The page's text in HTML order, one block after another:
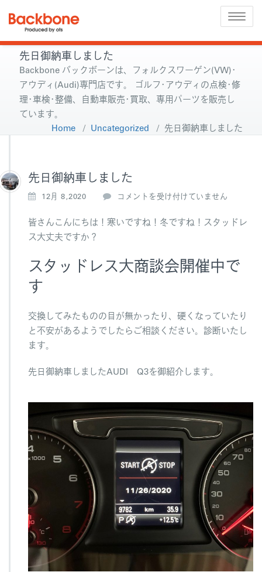
Toggle
先日御納車しました
Backbone バックボーンは、フォルクスワーゲン(VW)･
アウディ(Audi)専門店です。 ゴルフ･アウディの点検･修
理･車検･整備、自動車販売･買取、専用パーツを販売し
ています。
Home / Uncategorized / 先日御納車しました
先日御納車しました
12月 8,2020
先
御
ま
コメントを受け付けていません
皆さんこんにちは！寒いですね！冬ですね！スタッドレ
ス大丈夫ですか？
スタッドレス大商談会開催中で
す
交換してみたものの目が無かったり、硬くなっていたり
と不安があるようでしたらご相談ください。診断いたし
ます。
先日御納車しましたAUDI Q3を御紹介します。